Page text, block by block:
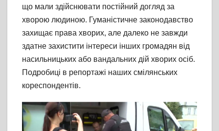
що мали здійснювати постійний догляд за
хворою людиною. Гуманістичне законодавство
захищає права хворих, але далеко не завжди
здатне захистити інтереси інших громадян від
насильницьких або вандальних дій хворих осіб.
Подробиці в репортажі наших смілянських
кореспондентів.